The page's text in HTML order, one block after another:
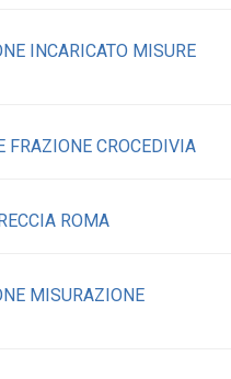
INCARICATO MISURE
CROCEDIVIA
ROMA
MISURAZIONE